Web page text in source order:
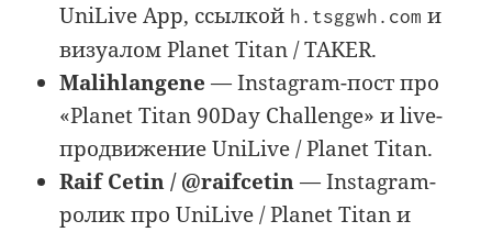
UniLive App, ссылкой h.tsggwh.com и
визуалом Planet Titan / TAKER.
Malihlangene — Instagram-пост про
«Planet Titan 90Day Challenge» и live-
продвижение UniLive / Planet Titan.
Raif Cetin / @raifcetin— Instagram-
ролик про UniLive / Planet Titan и